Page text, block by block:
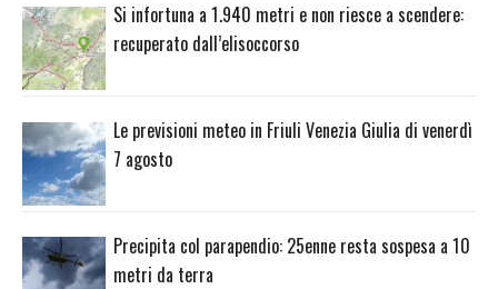
Si infortuna a 1.940 metri e non riesce a scendere:
recuperato dall’elisoccorso
Le previsioni meteo in Friuli Venezia Giulia di venerdì
7 agosto
Precipita col parapendio: 25enne resta sospesa a 10
metri da terra